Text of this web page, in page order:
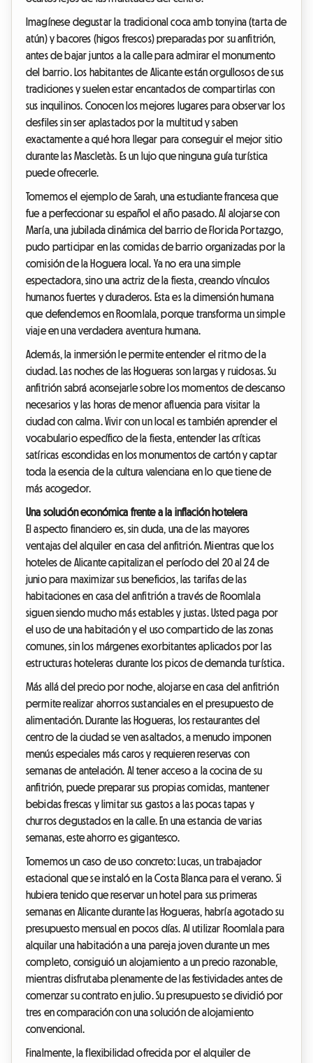
Imagínese degustar la tradicional coca amb tonyina (tarta de
atún) y bacores (higos frescos) preparadas por su anfitrión,
antes de bajar juntos a la calle para admirar el monumento
del barrio. Los habitantes de Alicante están orgullosos de sus
tradiciones y suelen estar encantados de compartirlas con
sus inquilinos. Conocen los mejores lugares para observar los
desfiles sin ser aplastados por la multitud y saben
exactamente a qué hora llegar para conseguir el mejor sitio
durante las Mascletàs. Es un lujo que ninguna guía turística
puede ofrecerle.
Tomemos el ejemplo de Sarah, una estudiante francesa que
fue a perfeccionar su español el año pasado. Al alojarse con
María, una jubilada dinámica del barrio de Florida Portazgo,
pudo participar en las comidas de barrio organizadas por la
comisión de la Hoguera local. Ya no era una simple
espectadora, sino una actriz de la fiesta, creando vínculos
humanos fuertes y duraderos. Esta es la dimensión humana
que defendemos en Roomlala, porque transforma un simple
viaje en una verdadera aventura humana.
Además, la inmersión le permite entender el ritmo de la
ciudad. Las noches de las Hogueras son largas y ruidosas. Su
anfitrión sabrá aconsejarle sobre los momentos de descanso
necesarios y las horas de menor afluencia para visitar la
ciudad con calma. Vivir con un local es también aprender el
vocabulario específico de la fiesta, entender las críticas
satíricas escondidas en los monumentos de cartón y captar
toda la esencia de la cultura valenciana en lo que tiene de
más acogedor.
Una solución económica frente a la inflación hotelera
El aspecto financiero es, sin duda, una de las mayores
ventajas del alquiler en casa del anfitrión. Mientras que los
hoteles de Alicante capitalizan el período del 20 al 24 de
junio para maximizar sus beneficios, las tarifas de las
habitaciones en casa del anfitrión a través de Roomlala
siguen siendo mucho más estables y justas. Usted paga por
el uso de una habitación y el uso compartido de las zonas
comunes, sin los márgenes exorbitantes aplicados por las
estructuras hoteleras durante los picos de demanda turística.
Más allá del precio por noche, alojarse en casa del anfitrión
permite realizar ahorros sustanciales en el presupuesto de
alimentación. Durante las Hogueras, los restaurantes del
centro de la ciudad se ven asaltados, a menudo imponen
menús especiales más caros y requieren reservas con
semanas de antelación. Al tener acceso a la cocina de su
anfitrión, puede preparar sus propias comidas, mantener
bebidas frescas y limitar sus gastos a las pocas tapas y
churros degustados en la calle. En una estancia de varias
semanas, este ahorro es gigantesco.
Tomemos un caso de uso concreto: Lucas, un trabajador
estacional que se instaló en la Costa Blanca para el verano. Si
hubiera tenido que reservar un hotel para sus primeras
semanas en Alicante durante las Hogueras, habría agotado su
presupuesto mensual en pocos días. Al utilizar Roomlala para
alquilar una habitación a una pareja joven durante un mes
completo, consiguió un alojamiento a un precio razonable,
mientras disfrutaba plenamente de las festividades antes de
comenzar su contrato en julio. Su presupuesto se dividió por
tres en comparación con una solución de alojamiento
convencional.
Finalmente, la flexibilidad ofrecida por el alquiler de